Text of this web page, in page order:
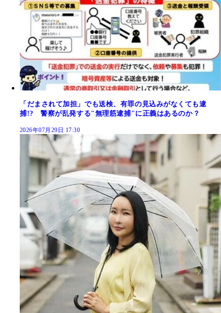
「だまされて加担」でも送検、有罪の見込みがなくても逮
捕!? 警察が乱発する"無理筋逮捕"に正義はあるのか？
2026年07月29日 17:30